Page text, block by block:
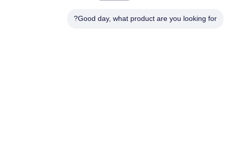
Good day, what product are you looking for?